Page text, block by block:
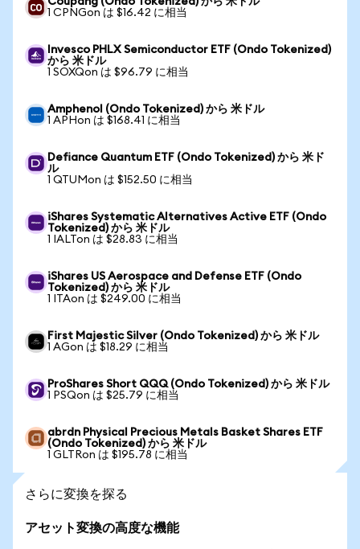
1 CPNGon は $16.42 に相当
Invesco PHLX Semiconductor ETF (Ondo Tokenized)
から 米ドル
1 SOXQon は $96.79 に相当
Amphenol (Ondo Tokenized) から 米ドル
1 APHon は $168.41 に相当
Defiance Quantum ETF (Ondo Tokenized) から 米ド
ル
1 QTUMon は $152.50 に相当
iShares Systematic Alternatives Active ETF (Ondo
Tokenized) から 米ドル
1 IALTon は $28.83 に相当
iShares US Aerospace and Defense ETF (Ondo
Tokenized) から 米ドル
1 ITAon は $249.00 に相当
First Majestic Silver (Ondo Tokenized) から 米ドル
1 AGon は $18.29 に相当
ProShares Short QQQ (Ondo Tokenized) から 米ドル
1 PSQon は $25.79 に相当
abrdn Physical Precious Metals Basket Shares ETF
(Ondo Tokenized) から 米ドル
1 GLTRon は $195.78 に相当
さらに変換を探る
アセット変換の高度な機能